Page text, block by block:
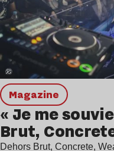
magazine
« Je me
Brut,
Dehors Brut, Concrete,